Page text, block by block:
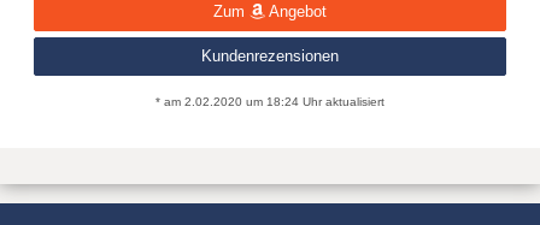
Zum Angebot
Kundenrezensionen
* am 2.02.2020 um 18:24 Uhr aktualisiert